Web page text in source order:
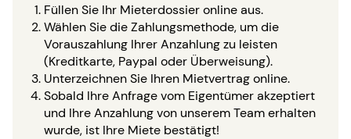
Füllen Sie Ihr Mieterdossier online aus.
Wählen Sie die Zahlungsmethode, um die
Vorauszahlung Ihrer Anzahlung zu leisten
(Kreditkarte, Paypal oder Überweisung).
Unterzeichnen Sie Ihren Mietvertrag online.
Sobald Ihre Anfrage vom Eigentümer akzeptiert
und Ihre Anzahlung von unserem Team erhalten
wurde, ist Ihre Miete bestätigt!